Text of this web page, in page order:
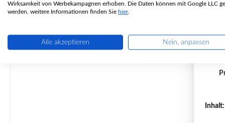
Wirksamkeit von Werbekampagnen erhoben. Die Daten können mit Google LLC
werden, weitere Informationen finden Sie hier.
Alle akzeptieren Nein, anpassen